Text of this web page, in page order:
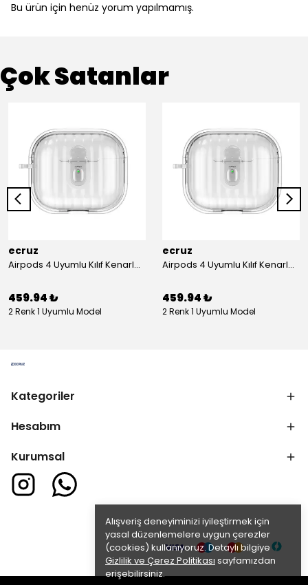
Alışveriş deneyiminizi iyileştirmek için
yasal düzenlemelere uygun çerezler
(cookies) kullanıyoruz. Detaylı bilgiye
Gizlilik ve Çerez Politikası sayfamızdan
erişebilirsiniz.
Bu ürün için henüz yorum yapılmamış.
Çok Satanlar
ecruz
Airpods 4 Uyumlu Kılıf Kenarları Renkli Şeffaf Dilimli Silikon Ecruz Airbag 40 Uyumlu Kılıf
459.94 ₺
2 Renk 1 Uyumlu Model
ecruz
Airpods 4 Uyumlu Kılıf Kenarları Renkli Şeffaf Dilimli Silikon Ecruz Airbag 40 Uyumlu Kılıf
459.94 ₺
2 Renk 1 Uyumlu Model
Kategoriler
Hesabım
Kurumsal